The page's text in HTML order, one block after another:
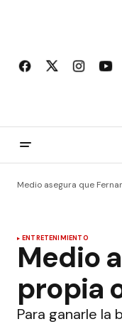
Medio asegura que
ENTRETENIMIENTO
Medio
propia
Para ganarle la